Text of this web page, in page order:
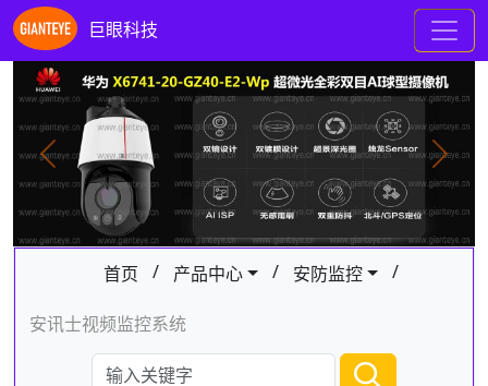
巨眼科技
Previous Next
首页 / 产品中心 / 安防监控 /
安讯士视频监控系统